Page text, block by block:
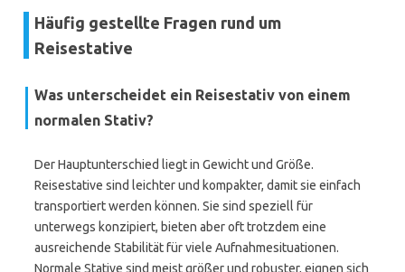
Häufig gestellte Fragen rund um
Reisestative
Was unterscheidet ein Reisestativ von einem
normalen Stativ?
Der Hauptunterschied liegt in Gewicht und Größe.
Reisestative sind leichter und kompakter, damit sie einfach
transportiert werden können. Sie sind speziell für
unterwegs konzipiert, bieten aber oft trotzdem eine
ausreichende Stabilität für viele Aufnahmesituationen.
Normale Stative sind meist größer und robuster, eignen sich